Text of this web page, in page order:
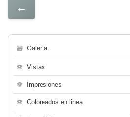
←
🗃 Galería
👁 Vistas
👁 Impresiones
👁 Coloreados en linea